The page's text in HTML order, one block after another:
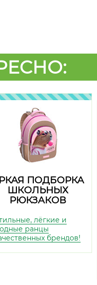
ПОДБОРКА
ШКОЛЬНЫХ
РЮКЗАКОВ
лёгкие и
ранцы
брендов!